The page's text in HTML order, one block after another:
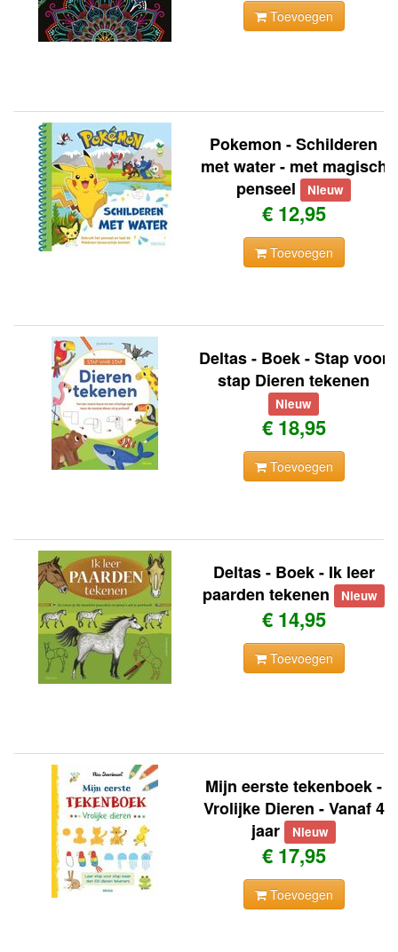
Toevoegen
Pokemon - Schilderen
met water - met magisch
penseel
Nieuw
€ 12,95
Toevoegen
Deltas - Boek - Stap voor
stap Dieren tekenen
Nieuw
€ 18,95
Toevoegen
Deltas - Boek - Ik leer
paarden tekenen
Nieuw
€ 14,95
Toevoegen
Mijn eerste tekenboek -
Vrolijke Dieren - Vanaf 4
jaar Nieuw
€ 17,95
Toevoegen